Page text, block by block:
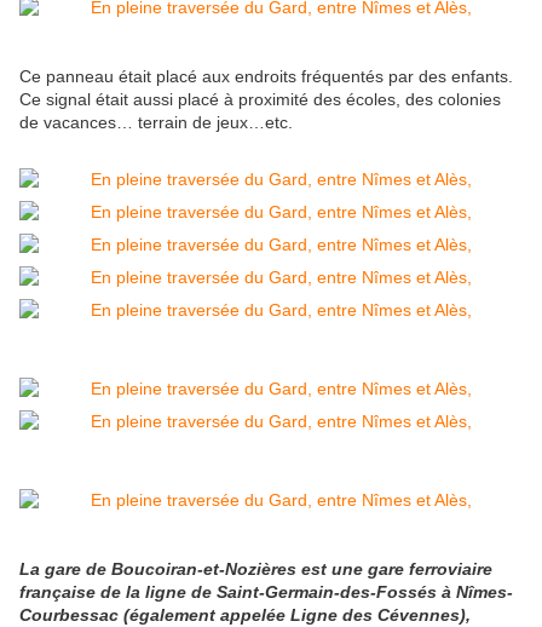
Ce panneau était placé aux endroits fréquentés par des enfants.
Ce signal était aussi placé à proximité des écoles, des colonies
de vacances… terrain de jeux…etc.
La gare de Boucoiran-et-Nozières est une gare ferroviaire
française de la ligne de Saint-Germain-des-Fossés à Nîmes-
Courbessac (également appelée Ligne des Cévennes),